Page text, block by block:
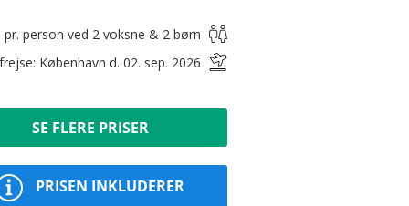
pr. person ved 2 voksne & 2 børn
København d. 02. sep. 2026
SE FLERE PRISER
PRISEN INKLUDERER